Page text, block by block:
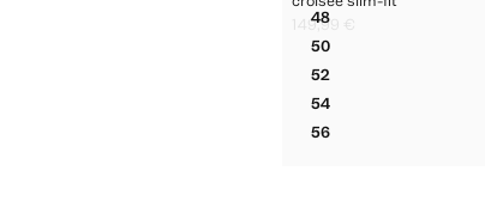
48VESTE DE COSTUME
50VESTE DE COSTUME
52VESTE DE COSTUME
54VESTE DE COSTUME
56VESTE DE COSTUME
Prix actuel [149,99 € ]
149,99 €